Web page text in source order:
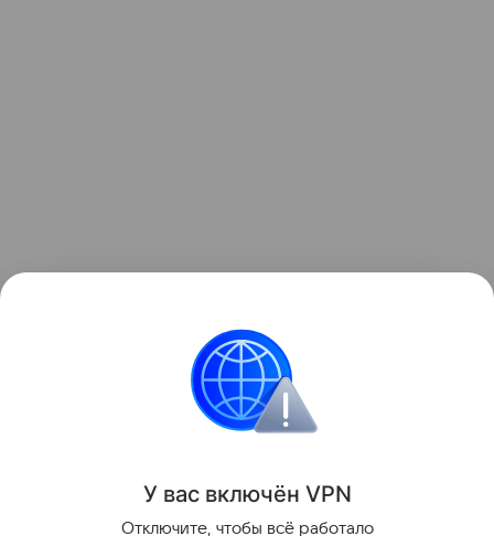
Анна Хилькевич зовет дочь
Поделиться
У вас включён VPN
Отключите, чтобы всё работало